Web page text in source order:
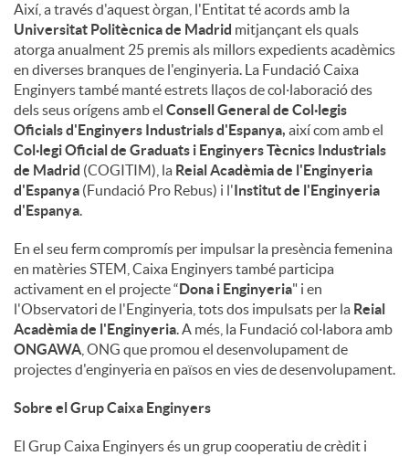
Així, a través d'aquest òrgan, l'Entitat té acords amb la
Universitat Politècnica de Madrid mitjançant els quals
atorga anualment 25 premis als millors expedients acadèmics
en diverses branques de l'enginyeria. La Fundació Caixa
Enginyers també manté estrets llaços de col·laboració des
dels seus orígens amb el Consell General de Col·legis
Oficials d'Enginyers Industrials d'Espanya, així com amb el
Col·legi Oficial de Graduats i Enginyers Tècnics Industrials
de Madrid (COGITIM), la Reial Acadèmia de l'Enginyeria
d'Espanya (Fundació Pro Rebus) i l'Institut de l'Enginyeria
d'Espanya.
En el seu ferm compromís per impulsar la presència femenina
en matèries STEM, Caixa Enginyers també participa
activament en el projecte “Dona i Enginyeria" i en
l'Observatori de l'Enginyeria, tots dos impulsats per la Reial
Acadèmia de l'Enginyeria. A més, la Fundació col·labora amb
ONGAWA , ONG que promou el desenvolupament de
projectes d'enginyeria en països en vies de desenvolupament.
Sobre el Grup Caixa Enginyers
El Grup Caixa Enginyers és un grup cooperatiu de crèdit i